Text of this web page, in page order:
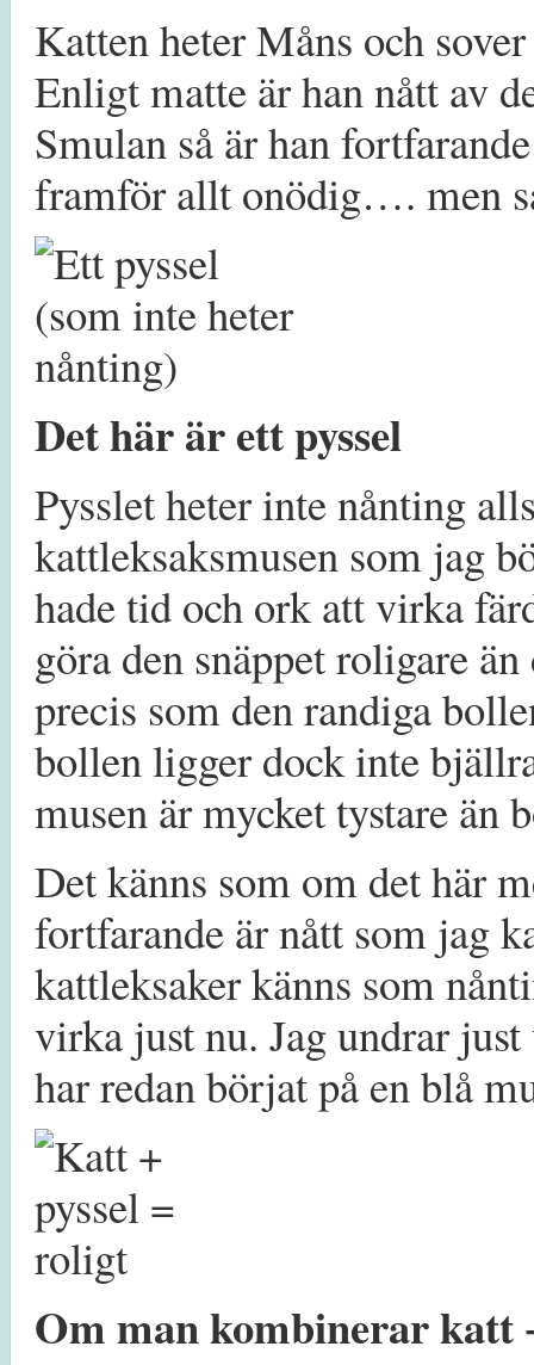
Katten heter Måns och
Enligt matte är han nått av
Smulan så är han
framför allt onödig…. men
Det här är ett pyssel
Pysslet heter inte nånting
kattleksaksmusen som jag
hade tid och ork att virka
göra den snäppet roligare
precis som den randiga
bollen ligger dock inte
musen är mycket tystare än
Det känns som om det här
fortfarande är nått som jag
kattleksaker känns som
virka just nu. Jag undrar
har redan börjat på en blå
Om man kombinerar katt